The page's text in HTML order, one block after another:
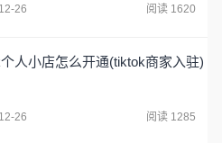
26 阅读 1620
人小店怎么开通(tiktok商家入驻)
26 阅读 1285